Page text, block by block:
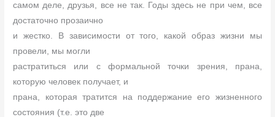
самом деле, друзья, все не так. Годы здесь не при чем, все
достаточно прозаично
и жестко. В зависимости от того, какой образ жизни мы
провели, мы могли
растратиться или с формальной точки зрения, прана,
которую человек получает, и
прана, которая тратится на поддержание его жизненного
состояния (т.е. это две